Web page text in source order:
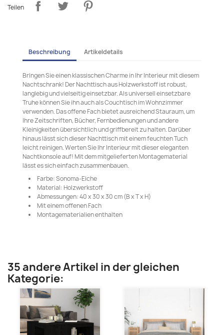
Teilen
Beschreibung Artikeldetails
Bringen Sie einen klassischen Charme in Ihr Interieur mit diesem
Nachtschrank! Der Nachttisch aus Holzwerkstoff ist robust,
langlebig und vielseitig einsetzbar. Als universell einsetzbare
Truhe können Sie ihn auch als Couchtisch im Wohnzimmer
verwenden. Das offene Fach bietet ausreichend Stauraum, um
Ihre Zeitschriften, Bücher, Fernbedienungen und andere
Kleinigkeiten übersichtlich und griffbereit zu halten. Darüber
hinaus lässt sich dieser Nachttisch mit einem feuchten Tuch
leicht reinigen. Werten Sie Ihr Interieur mit dieser eleganten
Nachtkonsole auf! Mit dem mitgelieferten Montagematerial
lässt es sich einfach zusammenbauen.
Farbe: Sonoma-Eiche
Material: Holzwerkstoff
Abmessungen: 40 x 30 x 30 cm (B x T x H)
Mit einem offenen Fach
Montagematerialien enthalten
35 andere Artikel in der gleichen
Kategorie: